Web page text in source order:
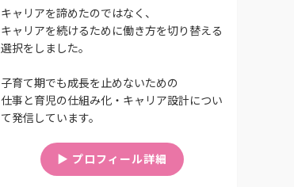
キャリアを諦めたのではなく、
キャリアを続けるために働き方を切り替える
選択をしました。
子育て期でも成長を止めないための
仕事と育児の仕組み化・キャリア設計につい
て発信しています。
▶︎ プロフィール詳細